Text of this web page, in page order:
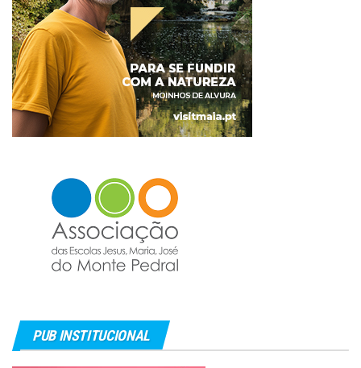
PUB INSTITUCIONAL